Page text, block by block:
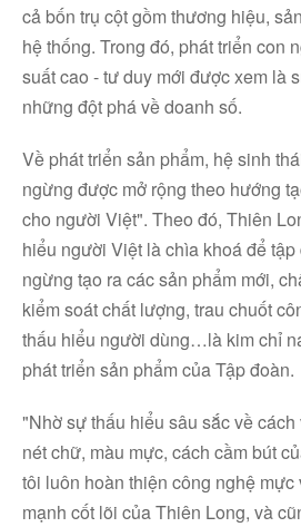
cả bốn trụ cột gồm thương hiệu,
hệ thống. Trong đó, phát triển con
suất cao - tư duy mới được xem là
những đột phá về doanh số.
Về phát triển sản phẩm, hệ sinh
ngừng được mở rộng theo hướng
cho người Việt". Theo đó, Thiên
hiểu người Việt là chìa khoá để
ngừng tạo ra các sản phẩm mới,
kiểm soát chất lượng, trau chuốt
thấu hiểu người dùng…là kim chỉ
phát triển sản phẩm của Tập đoàn.
"Nhờ sự thấu hiểu sâu sắc về
nét chữ, màu mực, cách cầm bút
tôi luôn hoàn thiện công nghệ mực
mạnh cốt lõi của Thiên Long, và